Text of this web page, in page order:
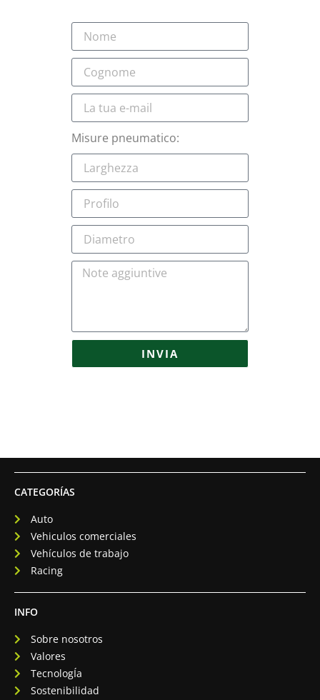
Misure pneumatico:
INVIA
CATEGORÍAS
Auto
Vehiculos comerciales
Vehículos de trabajo
Racing
INFO
Sobre nosotros
Valores
TecnologÍa
Sostenibilidad